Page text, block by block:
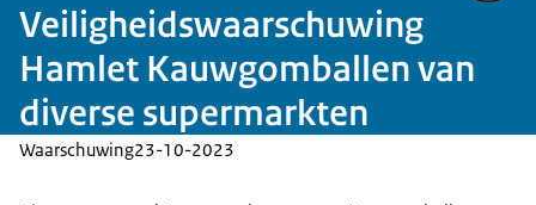
Veiligheidswaarschuwing
Hamlet Kauwgomballen van
diverse supermarkten
Waarschuwing23-10-2023